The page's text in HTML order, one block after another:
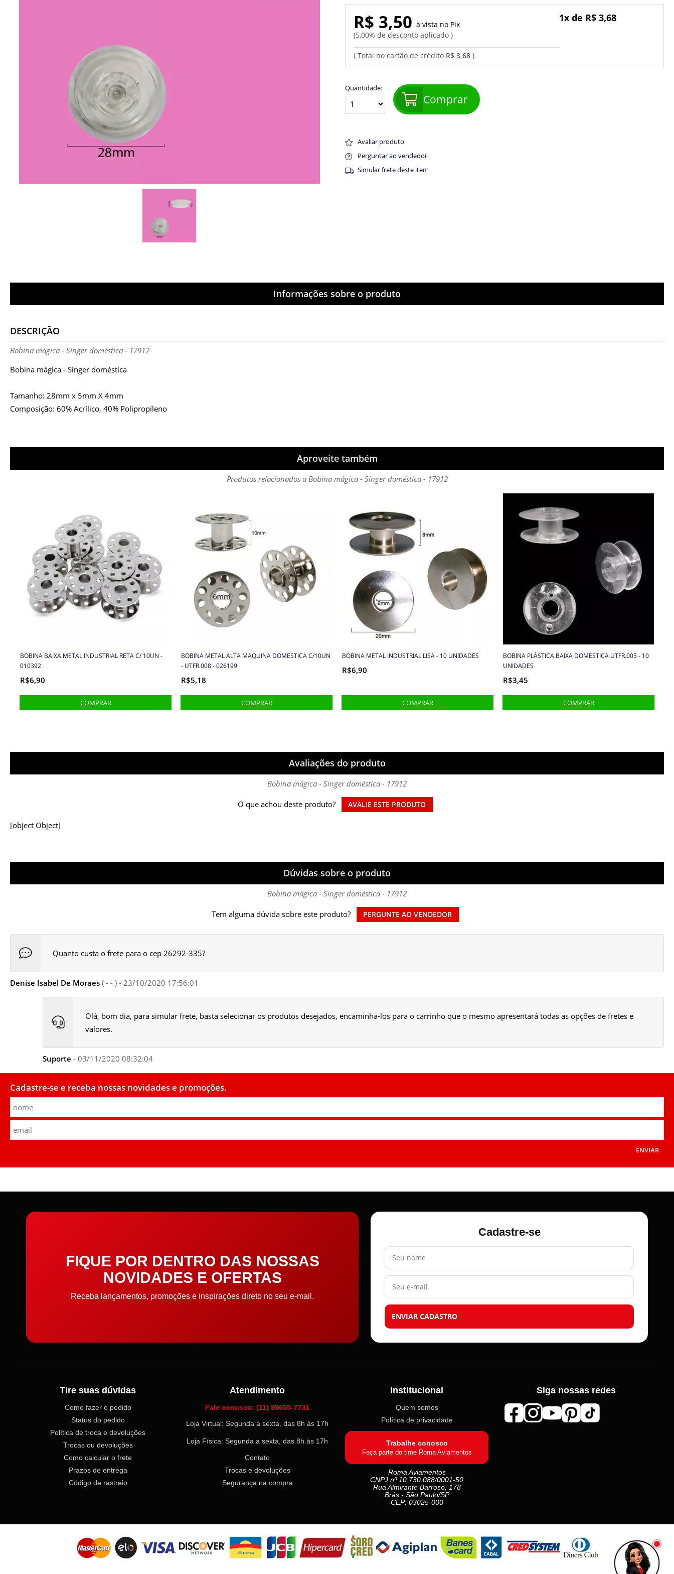
Roma Aviamentos
Online agora
Olá! 👋 Seja bem-vindo(a) à
R$ 3,68
1x de R$ 3,68
R$ 3,50
5,00% de desconto aplicado
Pix
Quantidade:
Comprar
Avaliar produto
Perguntar ao vendedor
Simular frete deste item
Informações sobre o produto
DESCRIÇÃO
Bobina mágica - Singer doméstica - 17912
Bobina mágica - Singer doméstica
Tamanho: 28mm x 5mm X 4mm
Composição: 60% Acrílico, 40% Polipropileno
Aproveite também
Produtos relacionados a Bobina mágica - Singer doméstica - 17912
BOBINA BAIXA METAL INDUSTRIAL RETA C/ 10UN -
010392
R$6,90
BOBINA METAL ALTA MAQUINA DOMESTICA C/10UN
- UTFR.008 - 026199
R$5,18
BOBINA METAL INDUSTRIAL LISA - 10 UNIDADES
R$6,90
BOBINA PLÁSTICA BAIXA DOMESTICA UTFR.005 - 10
UNIDADES
R$3,45
Avaliações do produto
Bobina mágica - Singer doméstica - 17912
O que achou deste produto? AVALIE ESTE PRODUTO
[object Object]
Dúvidas sobre o produto
Bobina mágica - Singer doméstica - 17912
Tem alguma dúvida sobre este produto? PERGUNTE AO VENDEDOR
Quanto custa o frete para o cep 26292-335?
Denise Isabel De Moraes ( - - ) - 23/10/2020 17:56:01
Olá, bom dia, para simular frete, basta selecionar os produtos desejados, encaminha-los para o carrinho que o mesmo apresentará todas as opções de fretes e
valores.
Suporte - 03/11/2020 08:32:04
Cadastre-se e receba nossas novidades e promoções.
ENVIAR
FIQUE POR DENTRO DAS NOSSAS
NOVIDADES E OFERTAS
Receba lançamentos, promoções e inspirações direto no seu e-mail.
Cadastre-se
Seu nome
Seu e-mail
ENVIAR CADASTRO
Tire suas dúvidas
Como fazer o pedido
Status do pedido
Política de troca e devoluções
Trocas ou devoluções
Como calcular o frete
Prazos de entrega
Código de rastreio
Atendimento
Fale conosco: (11) 99655-7731
Loja Virtual: Segunda a sexta, das 8h às 17h
Loja Física: Segunda a sexta, das 8h às 17h
Contato
Trocas e devoluções
Segurança na compra
Institucional
Quem somos
Política de privacidade
Trabalhe conosco
Faça parte do time Roma Aviamentos
Roma Aviamentos
CNPJ nº 10.730.088/0001-50
Rua Almirante Barroso, 178
Brás - São Paulo/SP
CEP: 03025-000
Siga nossas redes